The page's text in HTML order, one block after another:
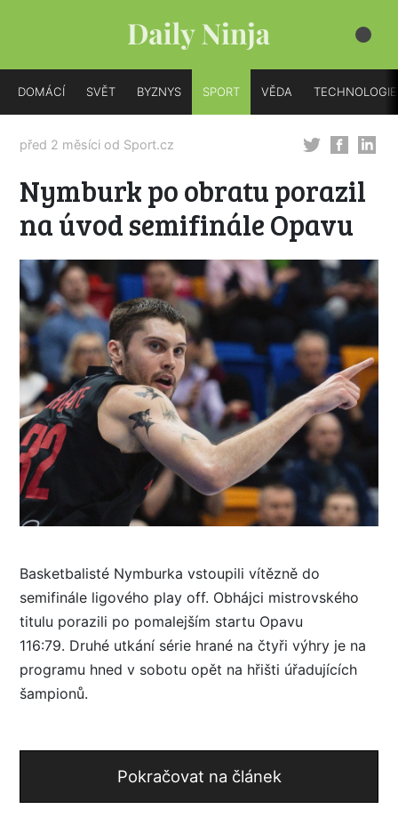
DOMÁCÍ SVĚT BYZNYS SPORT VĚDA TECHNOLOGIE
před 2 měsíci od Sport.cz
Nymburk po obratu porazil
na úvod semifinále Opavu
Basketbalisté Nymburka vstoupili vítězně do
semifinále ligového play off. Obhájci mistrovského
titulu porazili po pomalejším startu Opavu
116:79. Druhé utkání série hrané na čtyři výhry je na
programu hned v sobotu opět na hřišti úřadujících
šampionů.
Pokračovat na článek